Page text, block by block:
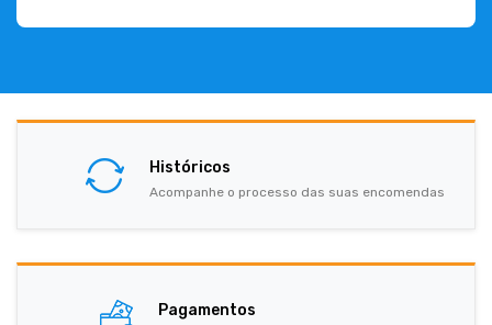
Históricos
Acompanhe o processo das suas encomendas
Pagamentos